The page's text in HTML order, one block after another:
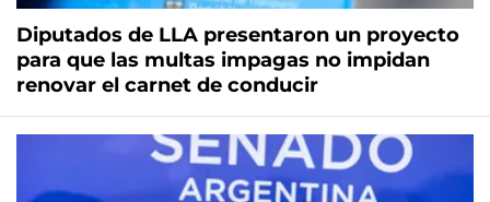
Diputados de LLA presentaron un proyecto
para que las multas impagas no impidan
renovar el carnet de conducir